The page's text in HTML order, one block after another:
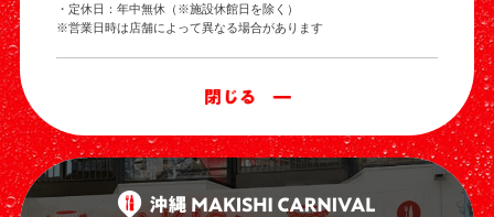
・定休日：年中無休（※施設休館日を除く）
※営業日時は店舗によって異なる場合があります